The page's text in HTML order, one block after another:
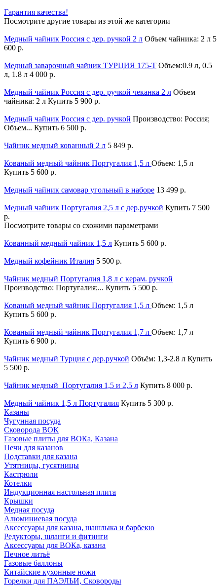
Гарантия качества!
Посмотрите другие товары из этой же категории
Медный чайник Россия с дер. ручкой 2 л Объем чайника: 2 л 5
600 р.
Медный заварочный чайник ТУРЦИЯ 175-Т Объем:0.9 л, 0.5
л, 1.8 л 4 000 р.
Медный чайник Россия с дер. ручкой чеканка 2 л Объем
чайника: 2 л Купить 5 900 р.
Медный чайник Россия с дер. ручкой Производство: Россия;
Объем... Купить 6 500 р.
Чайник медный кованный 2 л 5 849 р.
Кованый медный чайник Португалия 1,5 л Объем: 1,5 л
Купить 5 600 р.
Медный чайник самовар угольный в наборе 13 499 р.
Медный чайник Португалия 2,5 л c дер.ручкой Купить 7 500
р.
Посмотрите товары со схожими параметрами
Кованный медный чайник 1,5 л Купить 5 600 р.
Медный кофейник Италия 5 500 р.
Чайник медный Португалия 1,8 л с керам. ручкой
Производство: Португалия;... Купить 5 500 р.
Кованый медный чайник Португалия 1,5 л Объем: 1,5 л
Купить 5 600 р.
Кованый медный чайник Португалия 1,7 л Объем: 1,7 л
Купить 6 900 р.
Чайник медный Турция с дер.ручкой Объём: 1,3-2.8 л Купить
5 500 р.
Чайник медный Португалия 1,5 и 2,5 л Купить 8 000 р.
Медный чайник 1,5 л Португалия Купить 5 300 р.
Казаны
Чугунная посуда
Сковорода ВОК
Газовые плиты для ВОКа, Казана
Печи для казанов
Подставки для казана
Утятницы, гусятницы
Кастрюли
Котелки
Индукционная настольная плита
Крышки
Медная посуда
Алюминиевая посуда
Аксессуары для казана, шашлыка и барбекю
Редукторы, шланги и фитинги
Аксессуары для ВОКа, казана
Печное литьё
Газовые баллоны
Китайские кухонные ножи
Горелки для ПАЭЛЬИ, Сковороды